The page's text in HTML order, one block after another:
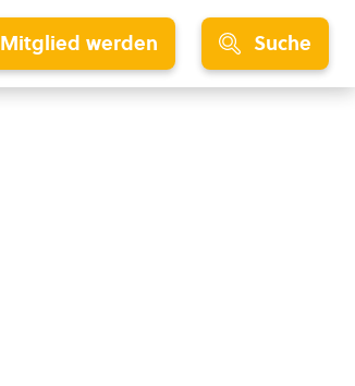
Mitglied werden Suche